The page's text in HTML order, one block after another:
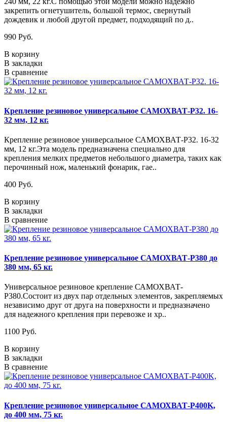
закрепить огнетушитель, большой термос, свернутый
дождевик и любой другой предмет, подходящий по д..
990 Руб.
В корзину
В закладки
В сравнение
Крепление резиновое универсальное САМОХВАТ-Р32. 16-
32 мм, 12 кг.
Крепление резиновое универсальное САМОХВАТ-Р32. 16-32
мм, 12 кг.Эта модель предназначена специально для
крепления мелких предметов небольшого диаметра, таких как
перочинный нож, маленький фонарик, гае..
400 Руб.
В корзину
В закладки
В сравнение
Крепление резиновое универсальное САМОХВАТ-Р380 до
380 мм, 65 кг.
Универсальное резиновое крепление САМОХВАТ-
Р380.Состоит из двух пар отдельных элементов, закрепляемых
независимо друг от друга на поверхности и предназначено
для надежного крепления при перевозке и хр..
1100 Руб.
В корзину
В закладки
В сравнение
Крепление резиновое универсальное САМОХВАТ-Р400K,
до 400 мм, 75 кг.